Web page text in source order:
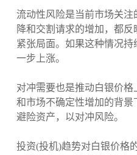
流动性风险是当前市场关
降和交割请求的增加，都
紧张局面。如果这种情况
一步上涨。
对冲需要也是推动白银价
和市场不确定性增加的背
避险资产，以对冲风险。
投资(投机)趋势对白银价格